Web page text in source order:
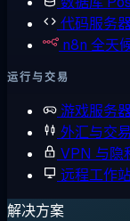
代码服务
n8n 全天
运行与交易
游戏服务
外汇与交易
VPN 与隐
远程工作
解决方案